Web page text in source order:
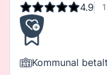
4.9
Kommunal